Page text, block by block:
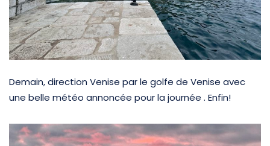
Demain, direction Venise par le golfe de Venise avec
une belle météo annoncée pour la journée . Enfin!